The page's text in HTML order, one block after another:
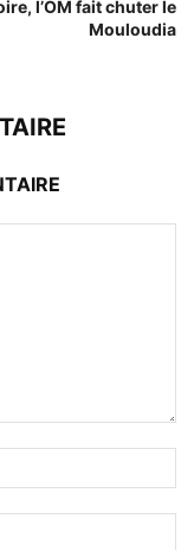
l’OM fait chuter le
Mouloudia